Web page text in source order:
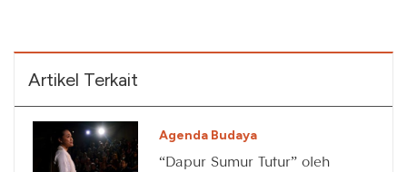
Artikel Terkait
Agenda Budaya
“Dapur Sumur Tutur” oleh